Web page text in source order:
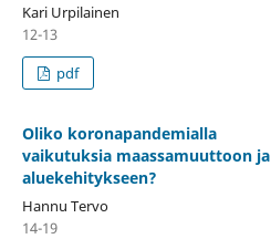
Kari Urpilainen
12-13
pdf
Oliko koronapandemialla
vaikutuksia maassamuuttoon ja
aluekehitykseen?
Hannu Tervo
14-19